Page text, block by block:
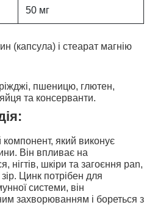
50 мг
(капсула) і стеарат магнію
пшеницю, глютен,
та консерванти.
який виконує
Він впливає на
нігтів, шкіри та загоєння рan,
. Цинк потрібен для
системи, він
захворюванням і бореться з